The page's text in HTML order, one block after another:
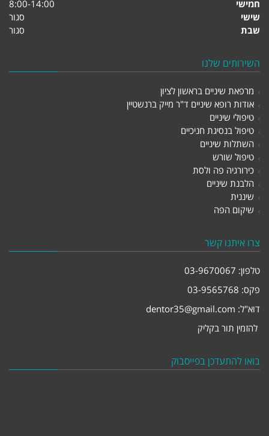
חמישי
8:00-14:00
שישי
סגור
שבת
סגור
השירותים שלנו
מרפאת שיניים בראשון לציון
אודות רופא שיניים ד"ר מייק ברנשטיין
טיפולי שיניים
טיפול בנסיגת חניכיים
השתלות שיניים
טיפול שורש
כירורגיה פה ולסת
הלבנת שיניים
שיננית
שיקום הפה
צרו איתנו קשר
טלפון: 03-9670067
פקס: 03-9565768
דוא"ל: dentor35@gmail.com
להזמין תור בקליק
בואו להתעדכן בפייסבוק